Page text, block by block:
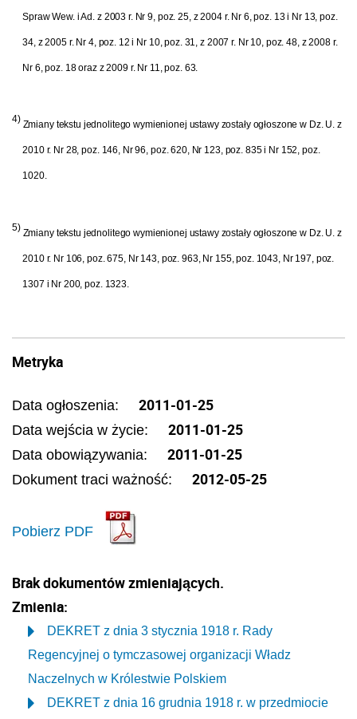
Spraw Wew. i Ad. z 2003 r. Nr 9, poz. 25, z 2004 r. Nr 6, poz. 13 i Nr 13, poz.
34, z 2005 r. Nr 4, poz. 12 i Nr 10, poz. 31, z 2007 r. Nr 10, poz. 48, z 2008 r.
Nr 6, poz. 18 oraz z 2009 r. Nr 11, poz. 63.
4) Zmiany tekstu jednolitego wymienionej ustawy zostały ogłoszone w Dz. U. z
2010 r. Nr 28, poz. 146, Nr 96, poz. 620, Nr 123, poz. 835 i Nr 152, poz.
1020.
5)Zmiany tekstu jednolitego wymienionej ustawy zostały ogłoszone w Dz. U. z
2010 r. Nr 106, poz. 675, Nr 143, poz. 963, Nr 155, poz. 1043, Nr 197, poz.
1307 i Nr 200, poz. 1323.
Metryka
Data ogłoszenia: 2011-01-25
Data wejścia w życie: 2011-01-25
Data obowiązywania: 2011-01-25
Dokument traci ważność: 2012-05-25
Pobierz PDF
Brak dokumentów zmieniających.
Zmienia:
DEKRET z dnia 3 stycznia 1918 r. Rady
Regencyjnej o tymczasowej organizacji Władz
Naczelnych w Królestwie Polskiem
DEKRET z dnia 16 grudnia 1918 r. w przedmiocie